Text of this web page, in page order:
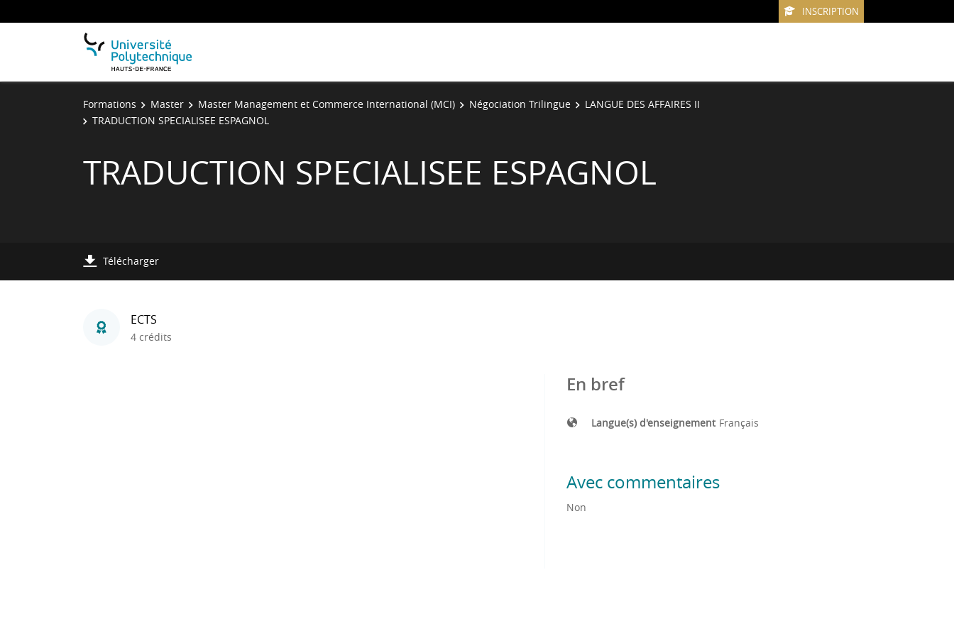
INSCRIPTION
Formations Master Master Management et Commerce International (MCI) Négociation Trilingue
LANGUE DES AFFAIRES II
TRADUCTION SPECIALISEE ESPAGNOL
TRADUCTION SPECIALISEE ESPAGNOL
Télécharger
ECTS
4 crédits
En bref
Langue(s) d'enseignement Français
Avec commentaires
Non